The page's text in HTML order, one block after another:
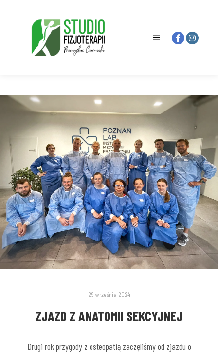
29 września 2024
ZJAZD Z ANATOMII SEKCYJNEJ
Drugi rok przygody z osteopatią zaczęliśmy od zjazdu o